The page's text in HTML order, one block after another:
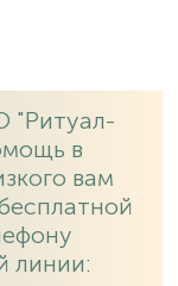
"Ритуал-
в
вам
линии: